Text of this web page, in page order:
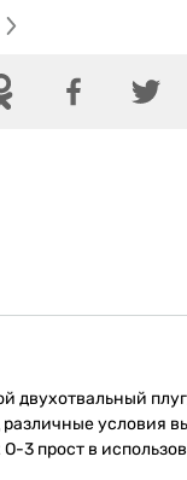
двухотвальный
различные
3 прост в